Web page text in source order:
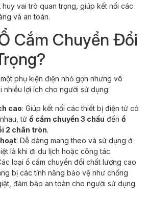
huy vai trò quan trọng, giúp kết nối các
và an toàn.
Cắm Chuyển Đổi
phụ kiện điện nhỏ gọn nhưng vô
nhiều lợi ích cho người sử dụng:
cao: Giúp kết nối các thiết bị điện tử có
từ ổ cắm chuyển 3 chấu đến ổ
2 chân tròn.
: Dễ dàng mang theo và sử dụng ở
là khi đi du lịch hoặc công tác.
loại ổ cắm chuyển đổi chất lượng cao
bị các tính năng bảo vệ như chống
đảm bảo an toàn cho người sử dụng